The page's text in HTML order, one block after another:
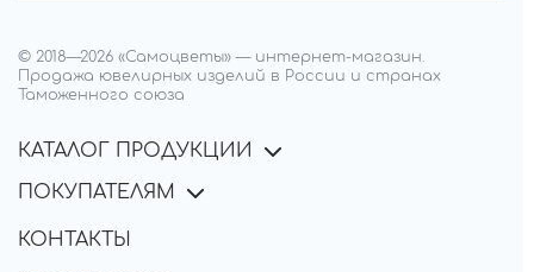
© 2018—2026 «Самоцветы» — интернет-магазин.
Продажа ювелирных изделий в России и странах
Таможенного союза
КАТАЛОГ ПРОДУКЦИИ
ПОКУПАТЕЛЯМ
КОНТАКТЫ